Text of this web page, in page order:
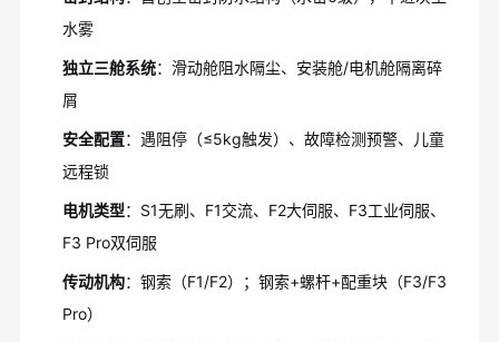
水雾
独立三舱系统：滑动舱阻水隔尘、安装舱/电机舱隔离碎
屑
安全配置：遇阻停（≤5kg触发）、故障检测预警、儿童
远程锁
电机类型：S1无刷、F1交流、F2大伺服、F3工业伺服、
F3 Pro双伺服
传动机构：钢索（F1/F2）；钢索+螺杆+配重块（F3/F3
Pro）